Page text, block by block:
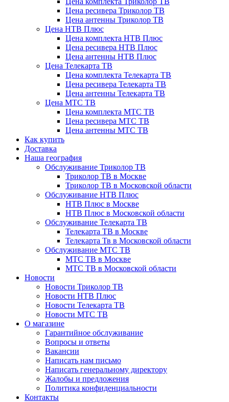
Цена ресивера Триколор ТВ
Цена антенны Триколор ТВ
Цена НТВ Плюс
Цена комплекта НТВ Плюс
Цена ресивера НТВ Плюс
Цена антенны НТВ Плюс
Цена Телекарта ТВ
Цена комплекта Телекарта ТВ
Цена ресивера Телекарта ТВ
Цена антенны Телекарта ТВ
Цена МТС ТВ
Цена комплекта МТС ТВ
Цена ресивера МТС ТВ
Цена антенны МТС ТВ
Как купить
Доставка
Наша география
Обслуживание Триколор ТВ
Триколор ТВ в Москве
Триколор ТВ в Московской области
Обслуживание НТВ Плюс
НТВ Плюс в Москве
НТВ Плюс в Московской области
Обслуживание Телекарта ТВ
Телекарта ТВ в Москве
Телекарта Тв в Московской области
Обслуживание МТС ТВ
МТС ТВ в Москве
МТС ТВ в Московской области
Новости
Новости Триколор ТВ
Новости НТВ Плюс
Новости Телекарта ТВ
Новости МТС ТВ
О магазине
Гарантийное обслуживание
Вопросы и ответы
Вакансии
Написать нам письмо
Написать генеральному директору
Жалобы и предложения
Политика конфиденциальности
Контакты